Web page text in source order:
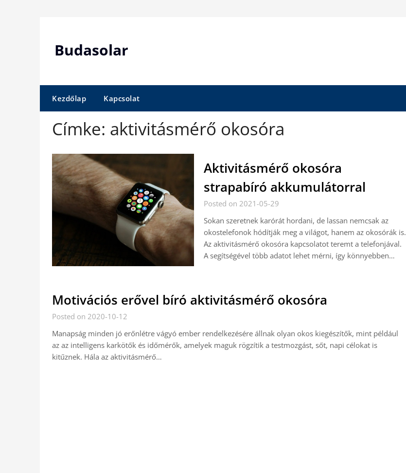
Budasolar
Kezdőlap Kapcsolat
Címke: aktivitásmérő okosóra
Aktivitásmérő okosóra
strapabíró akkumulátorral
Posted on 2021-05-29
Sokan szeretnek karórát hordani, de lassan nemcsak az
okostelefonok hódítják meg a világot, hanem az okosórák is.
Az aktivitásmérő okosóra kapcsolatot teremt a telefonjával.
A segítségével több adatot lehet mérni, így könnyebben…
Motivációs erővel bíró aktivitásmérő okosóra
Posted on 2020-10-12
Manapság minden jó erőnlétre vágyó ember rendelkezésére állnak olyan okos kiegészítők, mint például
az az intelligens karkötők és időmérők, amelyek maguk rögzítik a testmozgást, sőt, napi célokat is
kitűznek. Hála az aktivitásmérő…